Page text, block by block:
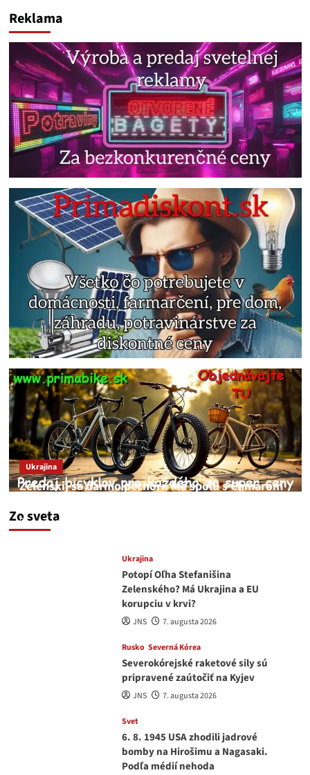
Reklama
Zo sveta
Ukrajina
Zelenskij sa darmo pechorí. Má spolu s Chmarom
medvedar
Ukrajina
Potopí Oľha Stefanišina
Zelenského? Má Ukrajina a EU
korupciu v krvi?
JNS 7. augusta 2026
Rusko Severná Kórea
Severokórejské raketové sily sú
pripravené zaútočiť na Kyjev
JNS 7. augusta 2026
Svet
6. 8. 1945 USA zhodili jadrové
bomby na Hirošimu a Nagasaki.
Podľa médií nehoda